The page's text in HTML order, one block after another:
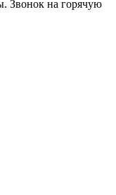
Звонок на горячую